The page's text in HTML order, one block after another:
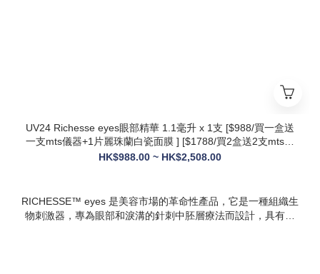
UV24 Richesse eyes眼部精華 1.1毫升 x 1支 [$988/買一盒送
一支mts儀器+1片麗珠蘭白瓷面膜 ] [$1788/買2盒送2支mts儀
器+1盒白瓷面膜+1支麗珠蘭修復面霜][ $2508/買3盒送3支mts
HK$988.00 ~ HK$2,508.00
RICHESSE™ eyes 是美容市場的革命性產品，它是一種組織生
物刺激器，專為眼部和淚溝的針刺中胚層療法而設計，具有填